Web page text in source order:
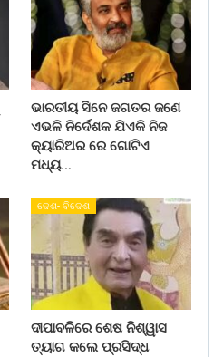
ଭାରତୀୟ ସିନେ ଜଗତର ଜଣେ
ଏଭଳି ନିର୍ଦେଶକ ଯିଏକି ନିଜ
କ୍ୟାରିଅର ରେ ଗୋଟିଏ
ମଧ୍ୟ…
ଦେଶ- ବିଦେଶ
ଦୀପାବଳିରେ ଶେଷ ନିଶ୍ୱାସ
ତ୍ୟାଗ କଲେ ପ୍ରସିଦ୍ଧ